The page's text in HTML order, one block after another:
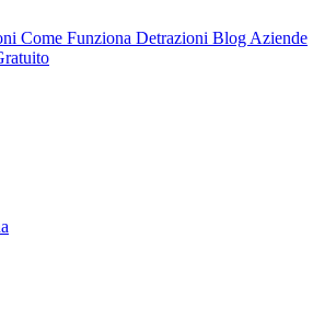
Come Funziona Detrazioni Blog Aziende